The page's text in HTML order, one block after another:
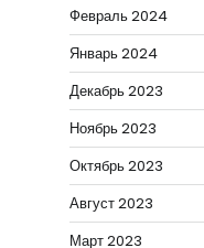
Февраль 2024
Январь 2024
Декабрь 2023
Ноябрь 2023
Октябрь 2023
Август 2023
Март 2023